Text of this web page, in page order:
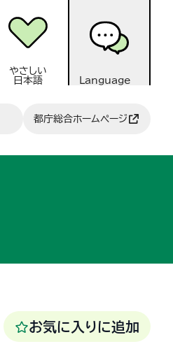
やさしい
日本語
Language
都庁総合ホームページ
お気に入りに追加